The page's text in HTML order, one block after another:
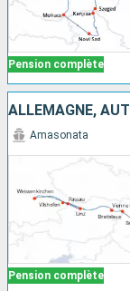
Pension complète
Pension complète
Amasonata